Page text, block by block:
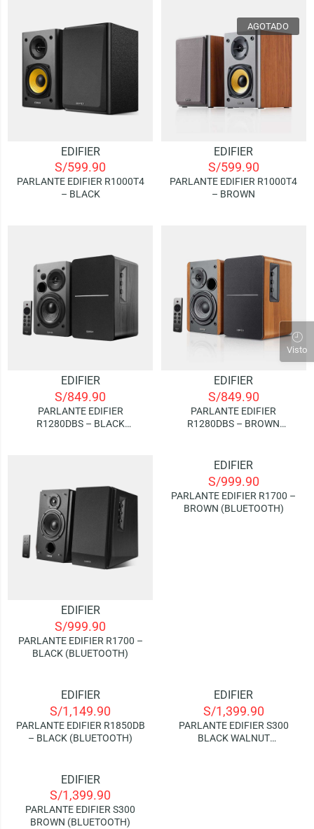
EDIFIER
S/599.90
PARLANTE EDIFIER R1000T4
– BLACK
AGOTADO
EDIFIER
S/599.90
PARLANTE EDIFIER R1000T4
– BROWN
EDIFIER
S/849.90
PARLANTE EDIFIER
R1280DBS – BLACK
EDIFIER
S/849.90
PARLANTE EDIFIER
R1280DBS – BROWN
EDIFIER
S/999.90
PARLANTE EDIFIER R1700 –
BLACK (BLUETOOTH)
EDIFIER
S/999.90
PARLANTE EDIFIER R1700 –
BROWN (BLUETOOTH)
AGOTADO
EDIFIER
S/1,149.90
PARLANTE EDIFIER R1850DB
– BLACK (BLUETOOTH)
EDIFIER
S/1,399.90
PARLANTE EDIFIER S300
BLACK WALNUT
EDIFIER
S/1,399.90
PARLANTE EDIFIER S300
BROWN (BLUETOOTH)
Visto